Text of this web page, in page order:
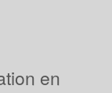
en